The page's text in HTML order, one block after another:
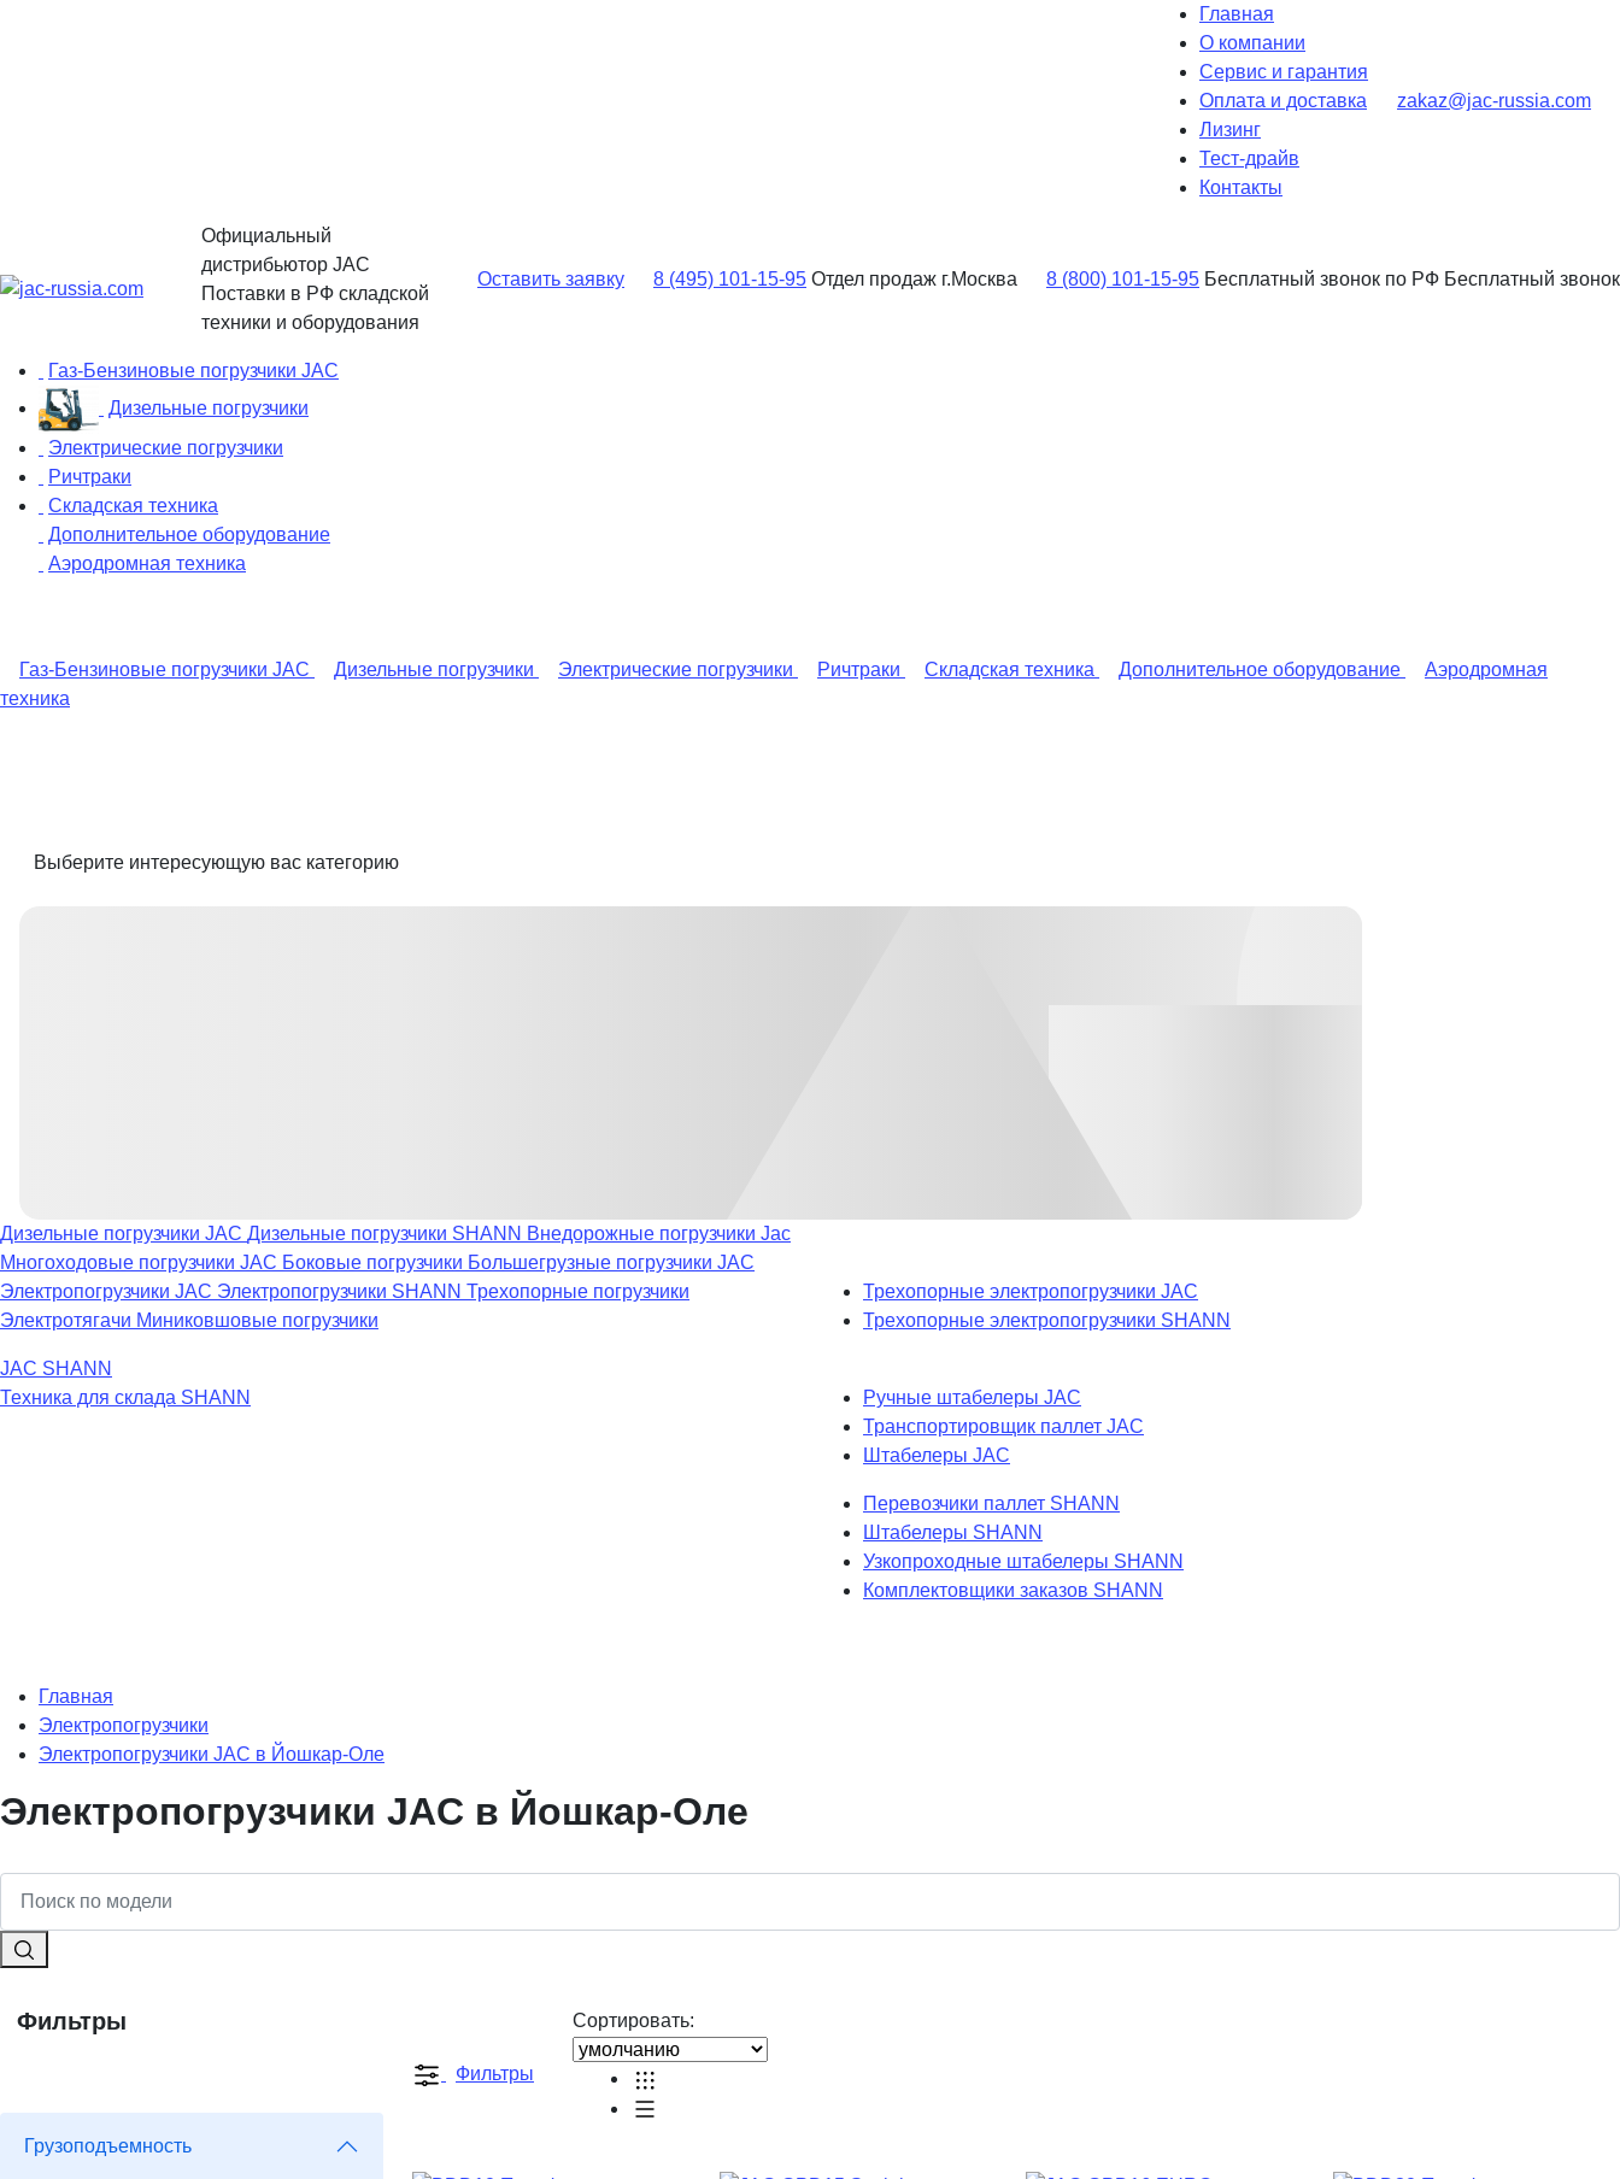
Главная
О компании
Сервис и гарантия
Оплата и доставка
Лизинг
Тест-драйв
Контакты
zakaz@jac-russia.com
Официальный
дистрибьютор JAC
Поставки в РФ складской
техники и оборудования
Оставить заявку 8 (495) 101-15-95 Отдел продаж г.Москва 8 (800) 101-15-95 Бесплатный звонок по РФ Бесплатный звонок
Газ-Бензиновые погрузчики JAC
Дизельные погрузчики
Электрические погрузчики
Ричтраки
Складская техника
Дополнительное оборудование
Аэродромная техника
Газ-Бензиновые погрузчики JAC Дизельные погрузчики Электрические погрузчики Ричтраки Складская техника Дополнительное оборудование
Аэродромная
техника
Выберите интересующую вас категорию
Дизельные погрузчики JAC Дизельные погрузчики SHANN Внедорожные погрузчики Jac
Многоходовые погрузчики JAC Боковые погрузчики Большегрузные погрузчики JAC
Электропогрузчики JAC Электропогрузчики SHANN Трехопорные погрузчики
Электротягачи Миниковшовые погрузчики
Трехопорные электропогрузчики JAC
Трехопорные электропогрузчики SHANN
JAC SHANN
Техника для склада SHANN
Ручные штабелеры JAC
Транспортировщик паллет JAC
Штабелеры JAC
Перевозчики паллет SHANN
Штабелеры SHANN
Узкопроходные штабелеры SHANN
Комплектовщики заказов SHANN
Главная
Электропогрузчики
Электропогрузчики JAC в Йошкар-Оле
Электропогрузчики JAC в Йошкар-Оле
Фильтры
Грузоподъемность
Фильтры
Сортировать: